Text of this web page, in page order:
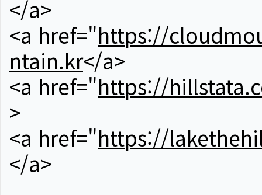
</a>
<a href="https://
ntain.kr</a>
<a href="https://
>
<a href="https://
</a>